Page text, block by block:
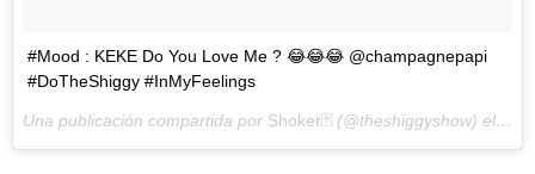
#Mood : KEKE Do You Love Me ? 😂😂😂 @champagnepapi
#DoTheShiggy #InMyFeelings
Una publicación compartida por Shoker🃏 (@theshiggyshow) el 29